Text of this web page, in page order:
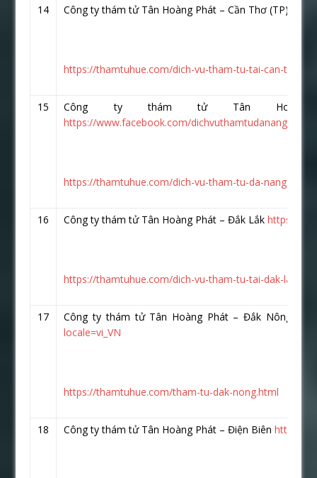
14 Công ty thám tử Tân Hoàng Phát – Cần Thơ (TP)
https://thamtuhue.com/dich-vu-tham-tu-tai-can-tho-
15
Công ty thám tử Tân
https://www.facebook.com/dichvuthamtudanang.vn/
https://thamtuhue.com/dich-vu-tham-tu-da-nang-uy-
16 Công ty thám tử Tân Hoàng Phát – Đắk Lắkhttps://
https://thamtuhue.com/dich-vu-tham-tu-tai-dak-
17 Công ty thám tử Tân Hoàng Phát – Đắk Nông :
locale=vi_VN
https://thamtuhue.com/tham-tu-dak-nong.html
18 Công ty thám tử Tân Hoàng Phát – Điện Biênhttps://